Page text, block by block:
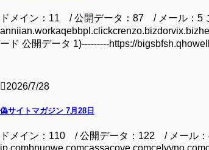
ドメイン：11 / 公開データ：87 / メール：5
ード 公開データ 1)---------https://
2026/7/28
偽サイトマガジン 7月28日
ドメイン：110 / 公開データ：122 / メール：